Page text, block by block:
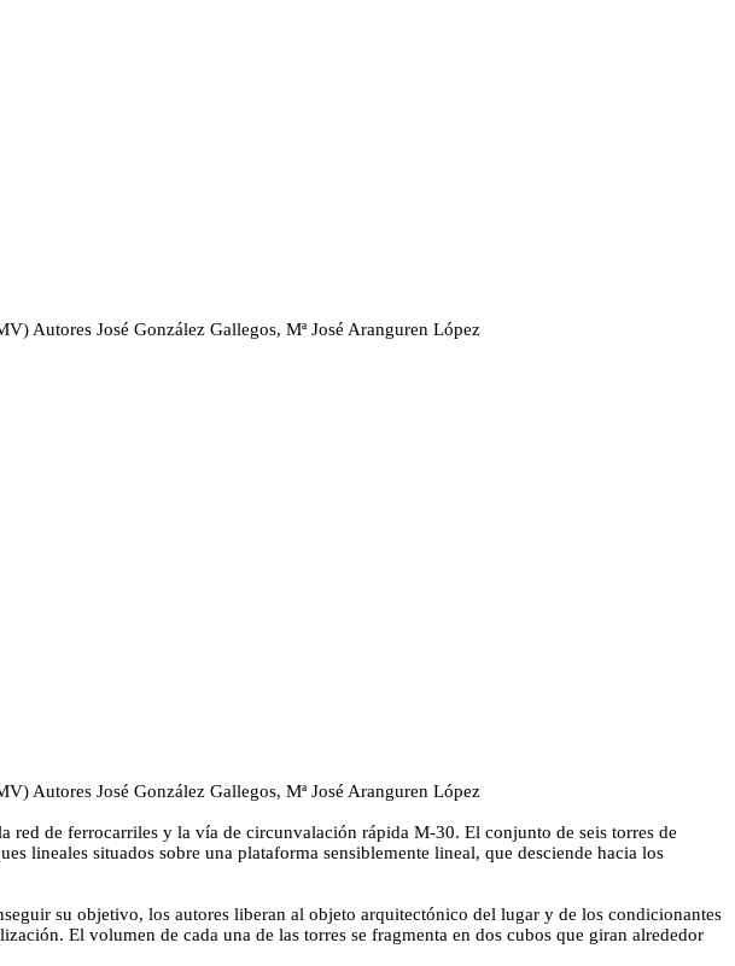
Autores José González Gallegos, Mª José Aranguren López
Autores José González Gallegos, Mª José Aranguren López
de ferrocarriles y la vía de circunvalación rápida M-30. El conjunto de seis torres de
lineales situados sobre una plataforma sensiblemente lineal, que desciende hacia los
su objetivo, los autores liberan al objeto arquitectónico del lugar y de los condicionantes
El volumen de cada una de las torres se fragmenta en dos cubos que giran alrededor